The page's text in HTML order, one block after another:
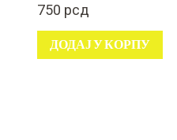
750 рсд
ДОДАЈ У КОРПУ